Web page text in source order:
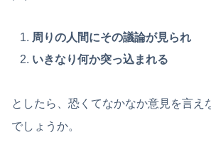
周りの人間にその議論が見られ
いきなり何か突っ込まれる
としたら、恐くてなかなか意見を言え
でしょうか。